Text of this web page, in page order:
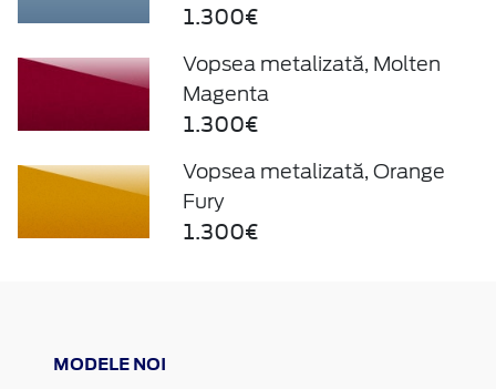
1.300€
Vopsea metalizată, Molten
Magenta
1.300€
Vopsea metalizată, Orange
Fury
1.300€
MODELE NOI